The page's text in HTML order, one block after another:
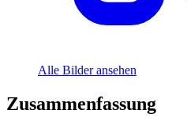
Alle Bilder ansehen
Zusammenfassung